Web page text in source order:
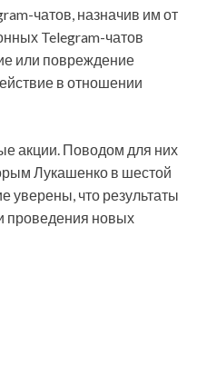
чатов, назначив им от
Telegram-чатов
или повреждение
в отношении
акции. Поводом для них
Лукашенко в шестой
уверены, что результаты
проведения новых